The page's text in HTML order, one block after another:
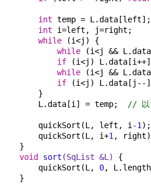
int temp = L.data[left];
int i=left, j=right;
while (i<j) {
while (i<j &&
if (i<j)
while (i<j &&
if (i<j) L.data[j--]
}
L.data[i] = temp;
// 以
quickSort(L, left, i -1 );
quickSort(L, i+1 ,
}
void
sort (SqList &L)
{
quickSort(L, 0, L.length
}